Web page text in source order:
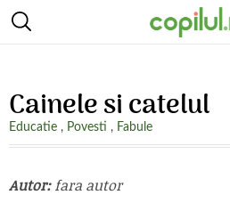
Cainele si catelul
Educatie , Povesti , Fabule
Autor:fara autor